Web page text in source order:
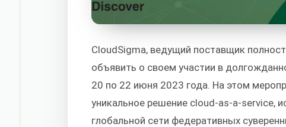
CloudSigma, ведущий поставщик
объявить о своем участии в
20 по 22 июня 2023 года. На этом
уникальное решение cloud-as-a-service,
глобальной сети федеративных